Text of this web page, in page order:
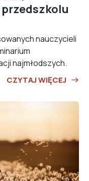
nauczycieli
najmłodszych.
CZYTAJ WIĘCEJ